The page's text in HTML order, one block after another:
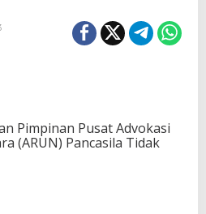
Pimpinan Pusat Advokasi
(ARUN) Pancasila Tidak